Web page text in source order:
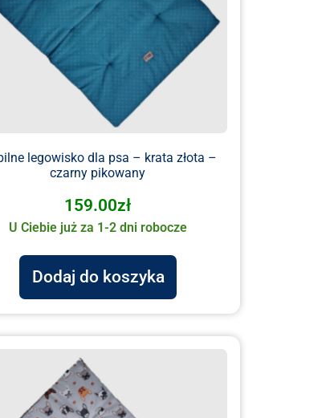
legowisko dla psa – krata złota –
czarny pikowany
159.00zł
U Ciebie już za 1-2 dni robocze
Dodaj do koszyka